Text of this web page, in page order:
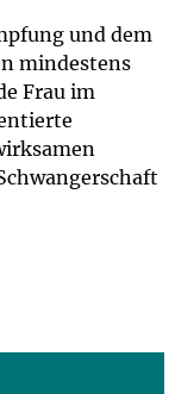
und dem
mindestens
Frau im